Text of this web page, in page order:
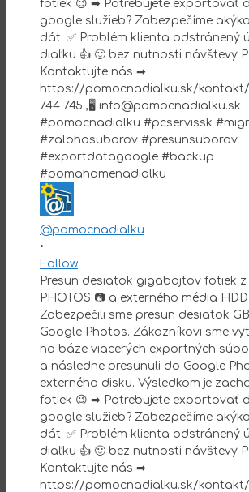
@pomocnadialku
•
Follow
Presun desiatok gigabajtov fotiek z
PHOTOS 📷 a externého média HDD
Zabezpečili sme presun desiatok
Google Photos. Zákazníkovi sme
na báze viacerých exportných
a následne presunuli do Google
externého disku. Výsledkom je
fotiek 😉 ➡ Potrebujete exportovať
google služieb? Zabezpečíme
dát. ✅ Problém klienta odstránený
diaľku 👍 🙂 bez nutnosti návštevy
Kontaktujte nás ➡
https://pomocnadialku.sk/kontakt/